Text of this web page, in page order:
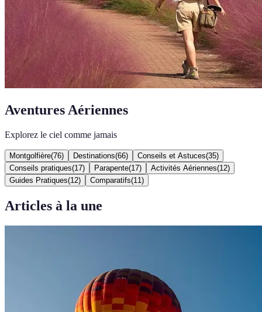
Aventures Aériennes
Explorez le ciel comme jamais
Montgolfière(76) Destinations(66) Conseils et Astuces(35)
Conseils pratiques(17) Parapente(17) Activités Aériennes(12)
Guides Pratiques(12) Comparatifs(11 )
Articles à la une